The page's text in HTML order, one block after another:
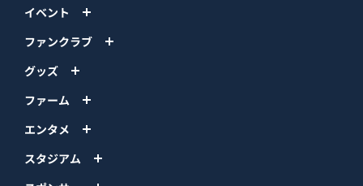
イベント
ファンクラブ
グッズ
ファーム
エンタメ
スタジアム